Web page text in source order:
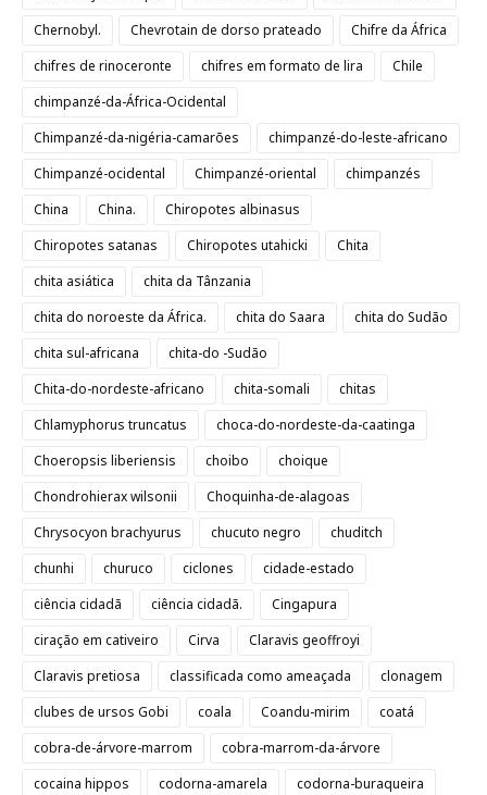
Chernobyl.
Chevrotain de dorso prateado
Chifre da África
chifres de rinoceronte
chifres em formato de lira
Chile
chimpanzé-da-África-Ocidental
Chimpanzé-da-nigéria-camarões
chimpanzé-do-leste-africano
Chimpanzé-ocidental
Chimpanzé-oriental
chimpanzés
China
China.
Chiropotes albinasus
Chiropotes satanas
Chiropotes utahicki
Chita
chita asiática
chita da Tânzania
chita do noroeste da África.
chita do Saara
chita do Sudão
chita sul-africana
chita-do -Sudão
Chita-do-nordeste-africano
chita-somali
chitas
Chlamyphorus truncatus
choca-do-nordeste-da-caatinga
Choeropsis liberiensis
choibo
choique
Chondrohierax wilsonii
Choquinha-de-alagoas
Chrysocyon brachyurus
chucuto negro
chuditch
chunhi
churuco ciclones
cidade-estado
ciência cidadã
ciência cidadã.
Cingapura
ciração em cativeiro
Cirva
Claravis geoffroyi
Claravis pretiosa
classificada como ameaçada
clonagem
clubes de ursos Gobi
coala Coandu-mirim
coatá
cobra-de-árvore-marrom
cobra-marrom-da-árvore
cocaina hippos
codorna-amarela
codorna-buraqueira